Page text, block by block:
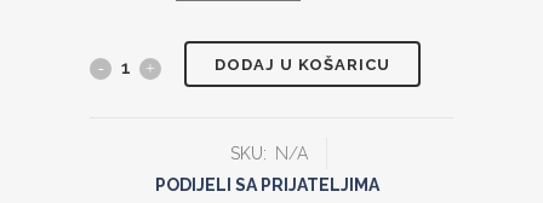
83.99 €
Nekmar DODAJ U KOŠARICU
SKU:
N/A
PODIJELI SA PRIJATELJIMA